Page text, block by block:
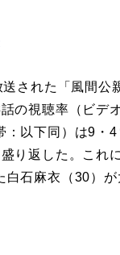
された「風間
の視聴率（ビデ
：以下同）は9・4
り返した。これ
白石麻衣（30）が